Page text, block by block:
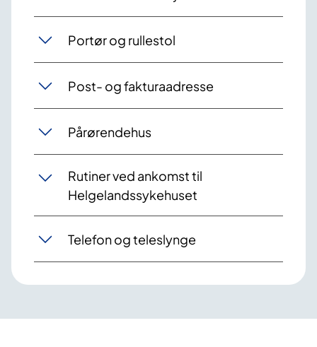
Portør og rullestol
Post- og fakturaadresse
Pårørendehus
Rutiner ved ankomst til
Helgelandssykehuset
Telefon og teleslynge